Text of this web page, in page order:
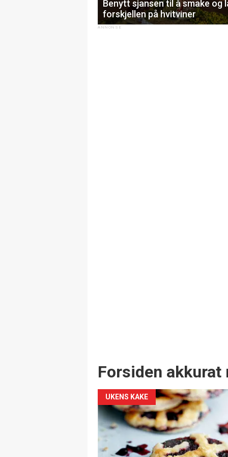
Benytt sjansen til å smake og
forskjellen på hvitviner
Forsiden akkurat
UKENS KAKE